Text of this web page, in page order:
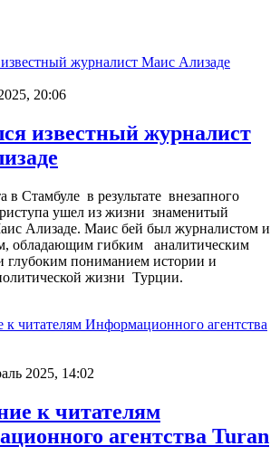
20:06
известный журналист
в Стамбуле в результате внезапного
ушел из жизни знаменитый
Ализаде. Маис бей был журналистом и
обладающим гибким аналитическим
пониманием истории и
жизни Турции.
2025, 14:02
к читателям
агентства Turan